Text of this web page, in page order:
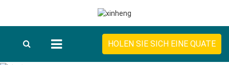
HOLEN SIE SICH EINE QUATE